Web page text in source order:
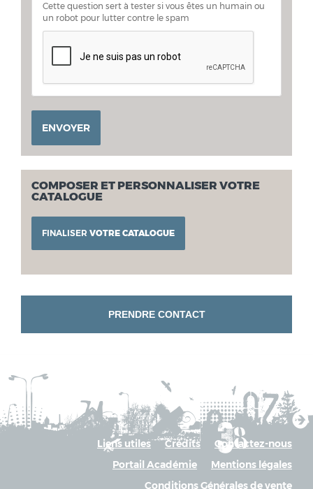
Cette question sert à tester si vous êtes un humain ou
un robot pour lutter contre le spam
ENVOYER
COMPOSER ET PERSONNALISER VOTRE
CATALOGUE
FINALISER VOTRE CATALOGUE
PRENDRE CONTACT
Contactez-nous
Crédits
Liens utiles
Mentions légales
Portail Académie
Conditions Générales de vente